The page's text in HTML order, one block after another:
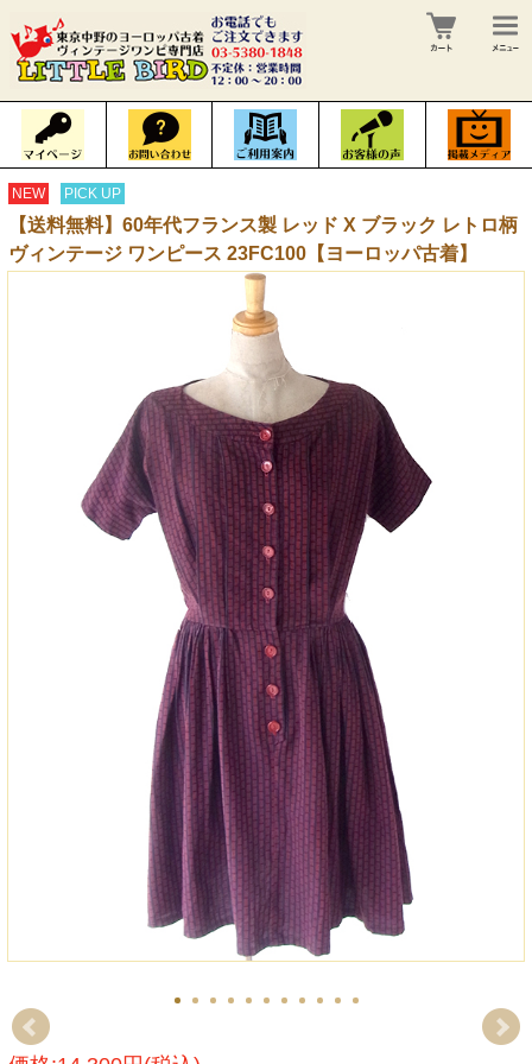
NEW PICK UP
【送料無料】60年代フランス製 レッド X ブラック レトロ柄
ヴィンテージ ワンピース 23FC100【ヨーロッパ古着】